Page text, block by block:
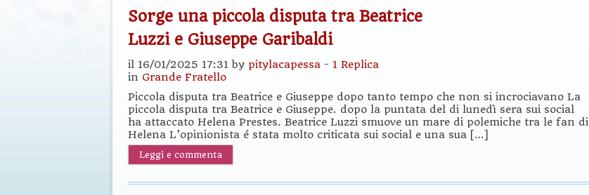
Sorge una piccola disputa tra Beatrice
Luzzi e Giuseppe Garibaldi
il 16/01/2025 17:31 by pitylacapessa - 1 Replica
in Grande Fratello
Piccola disputa tra Beatrice e Giuseppe dopo tanto tempo che non si incrociavano La
piccola disputa tra Beatrice e Giuseppe. dopo la puntata del di lunedì sera sui social
ha attaccato Helena Prestes. Beatrice Luzzi smuove un mare di polemiche tra le fan di
Helena L’opinionista é stata molto criticata sui social e una sua […]
Leggi e commenta